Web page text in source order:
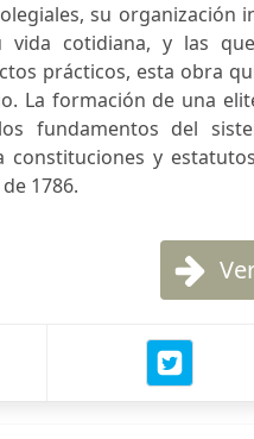
su
vida cotidiana, y las
prácticos, esta obra
La formación de una
fundamentos del
constituciones y
1786.